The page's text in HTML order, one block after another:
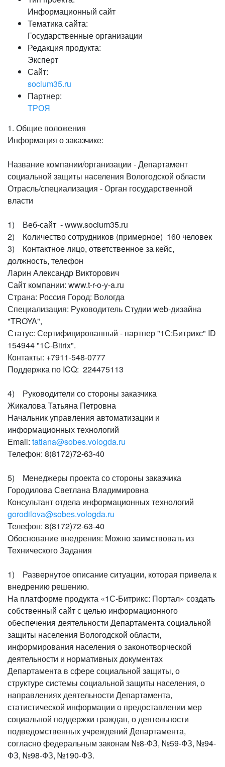
Информационный сайт
Тематика сайта:
Государственные организации
Редакция продукта:
Эксперт
Сайт:
socium35.ru
Партнер:
ТРОЯ
1. Общие положения
Информация о заказчике:
Название компании/организации - Департамент
социальной защиты населения Вологодской области
Отрасль/специализация - Орган государственной
власти
1) Веб-сайт - www.socium35.ru
2) Количество сотрудников (примерное) 160 человек
3) Контактное лицо, ответственное за кейс,
должность, телефон
Ларин Александр Викторович
Сайт компании: www.t-r-o-y-a.ru
Страна: Россия Город: Вологда
Специализация: Руководитель Студии web-дизайна
"TROYA",
Статус: Сертифицированный - партнер "1С:Битрикс" ID
154944 "1C-Bitrix".
Контакты: +7911-548-0777
Поддержка по ICQ: 224475113
4) Руководители со стороны заказчика
Жикалова Татьяна Петровна
Начальник управления автоматизации и
информационных технологий
Email: tatiana@sobes.vologda.ru
Телефон: 8(8172)72-63-40
5) Менеджеры проекта со стороны заказчика
Городилова Светлана Владимировна
Консультант отдела информационных технологий
gorodilova@sobes.vologda.ru
Телефон: 8(8172)72-63-40
Обоснование внедрения: Можно заимствовать из
Технического Задания
1) Развернутое описание ситуации, которая привела к
внедрению решению.
На платформе продукта «1С-Битрикс: Портал» создать
собственный сайт с целью информационного
обеспечения деятельности Департамента социальной
защиты населения Вологодской области,
информирования населения о законотворческой
деятельности и нормативных документах
Департамента в сфере социальной защиты, о
структуре системы социальной защиты населения, о
направлениях деятельности Департамента,
статистической информации о предоставлении мер
социальной поддержки граждан, о деятельности
подведомственных учреждений Департамента,
согласно федеральным законам №8-ФЗ, №59-ФЗ, №94-
ФЗ, №98-ФЗ, №190-ФЗ.